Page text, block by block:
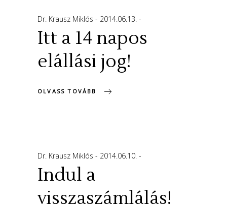
Dr. Krausz Miklós 2014.06.13.
Itt a 14 napos
elállási jog!
OLVASS TOVÁBB
Dr. Krausz Miklós 2014.06.10.
Indul a
visszaszámlálás!